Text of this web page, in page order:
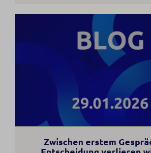
Zwischen erstem